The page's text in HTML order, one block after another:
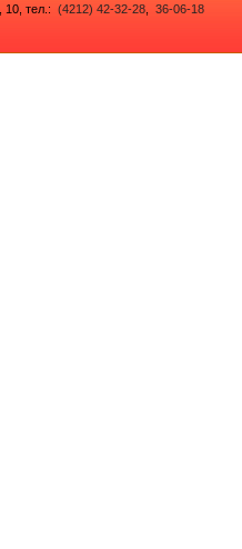
10 , тел.: (4212) 42-32-28 36-06-18